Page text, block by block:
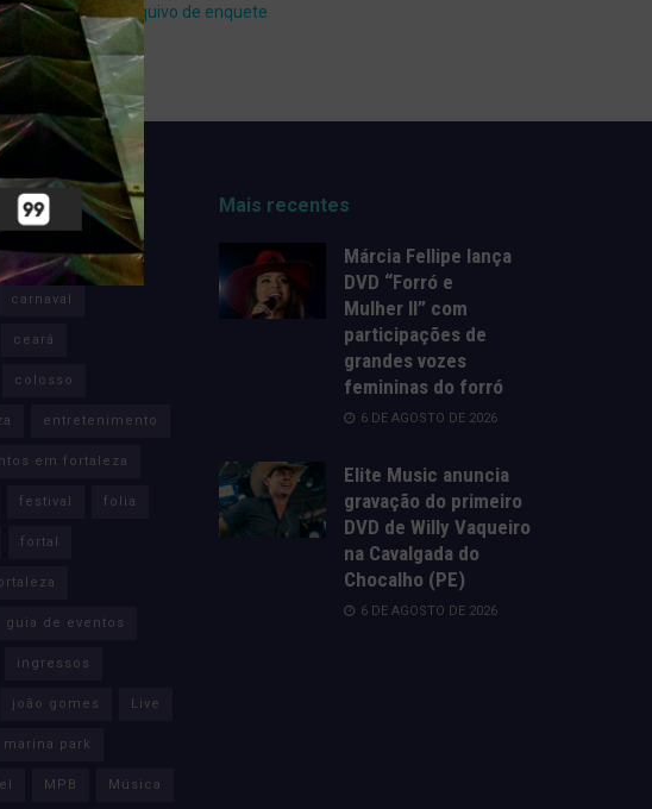
Arquivo de enquete
Banda Eva
carnaval
ceará
colosso
entretenimento
em fortaleza
festival folia
fortal
guia de eventos
ingressos
joão gomes Live
marina park
MPB Música
Mais recentes
Márcia Fellipe lança
DVD “Forró e
Mulher II” com
participações de
grandes vozes
femininas do forró
6 DE AGOSTO DE 2026
Elite Music anuncia
gravação do primeiro
DVD de Willy Vaqueiro
na Cavalgada do
Chocalho (PE)
6 DE AGOSTO DE 2026